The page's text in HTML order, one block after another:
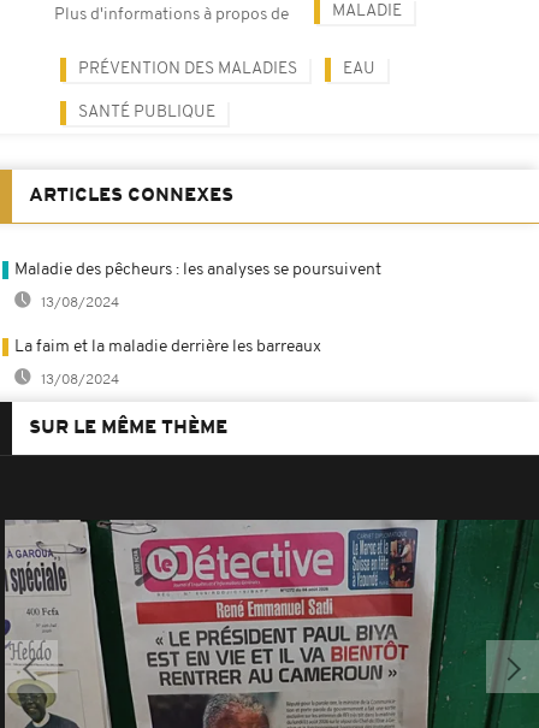
Plus d'informations à propos de MALADIE
PRÉVENTION DES MALADIES EAU
SANTÉ PUBLIQUE
ARTICLES CONNEXES
Maladie des pêcheurs : les analyses se poursuivent
13/08/2024
La faim et la maladie derrière les barreaux
13/08/2024
SUR LE MÊME THÈME